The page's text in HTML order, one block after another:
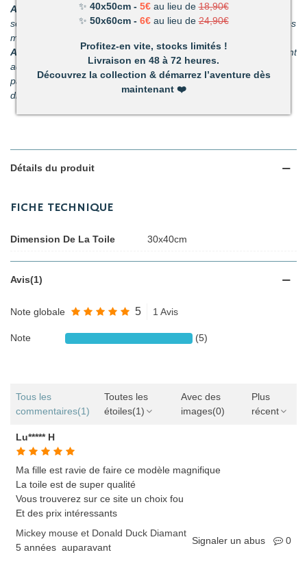
Améliore votre dextérité :rien n’est plus satisfaisant que le
sentiment d’avoir fait quelque chose d’harmonieux de ses propres
mains.
Activité pour les enfants et les adultes :facile à utiliser, ils sont
adaptés pour les petits et les adultes. C’est un passe-temps
parfait pour s’amuser en famille. (Nous recommandons nos kits
diamant pour les enfants de plus de 6 ans.)
Détails du produit
FICHE TECHNIQUE
Dimension De La Toile 30x40cm
Avis(1)
Note globale 5 1 Avis
Note (5)
Tous les
commentaires(1)
Toutes les
étoiles(1)
Avec des
images(0)
Plus
récent
Lu***** H
Ma fille est ravie de faire ce modèle magnifique
La toile est de super qualité
Vous trouverez sur ce site un choix fou
Et des prix intéressants
Mickey mouse et Donald Duck Diamant
5 années auparavant
Signaler un abus 0
✨ 40x50cm - 5€ au lieu de18,90€
✨ 50x60cm - 6€ au lieu de 24,90€
Profitez-en vite, stocks limités !
Livraison en 48 à 72 heures.
Découvrez la collection & démarrez l’aventure dès
maintenant❤️